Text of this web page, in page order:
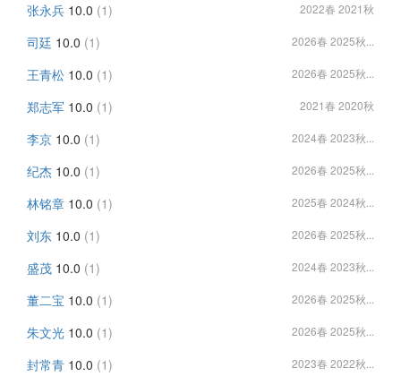
张永兵 10.0 (1) 2022春 2021秋
司廷 10.0 (1) 2026春 2025秋...
王青松 10.0 (1) 2026春 2025秋...
郑志军 10.0 (1) 2021春 2020秋
李京 10.0 (1) 2024春 2023秋...
纪杰 10.0 (1) 2026春 2025秋...
林铭章 10.0 (1) 2025春 2024秋...
刘东 10.0 (1) 2026春 2025秋...
盛茂 10.0 (1) 2024春 2023秋...
董二宝 10.0 (1) 2026春 2025秋...
朱文光 10.0 (1) 2026春 2025秋...
封常青 10.0 (1) 2023春 2022秋...